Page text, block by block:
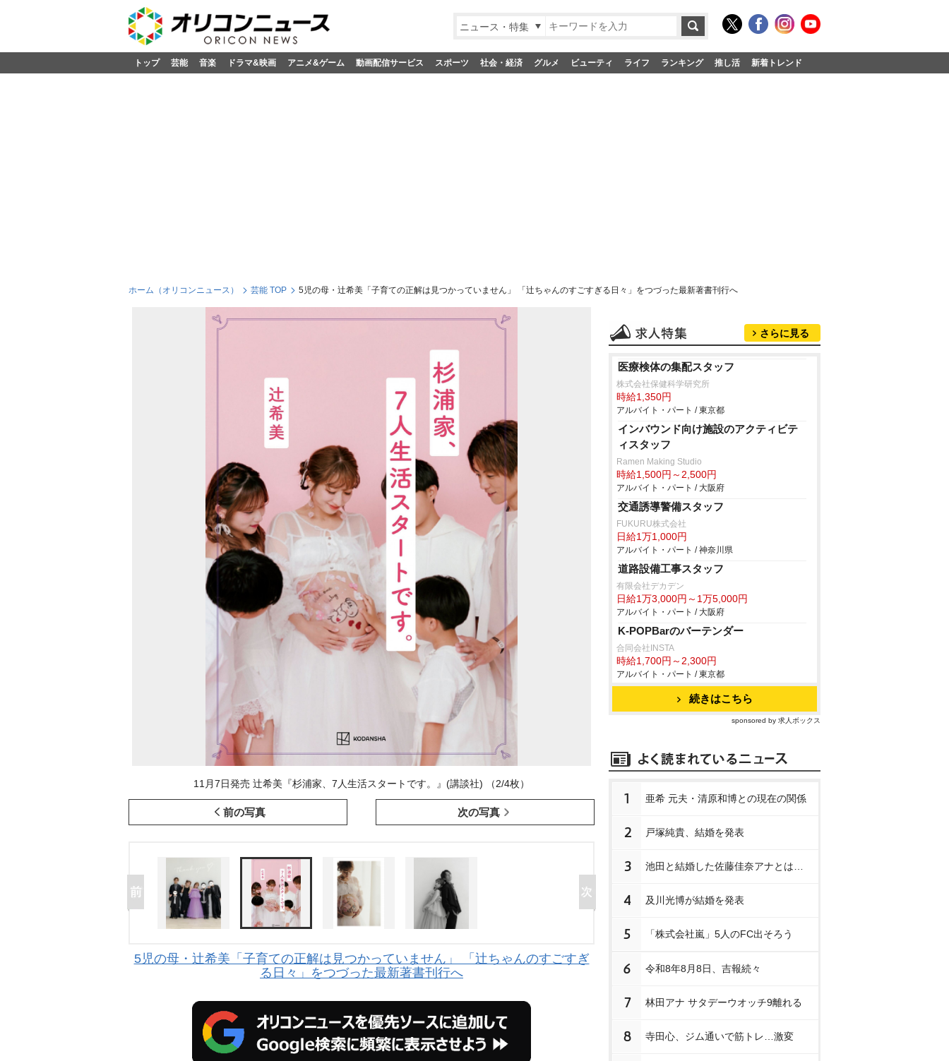
ニュース・特集
トップ 芸能 音楽 ドラマ&映画 アニメ&ゲーム 動画配信サービス スポーツ 社会・経済 グルメ ビューティ ライフ ランキング 推し活 新着トレンド
ホーム（オリコンニュース） 芸能 TOP 5児の母・辻希美「子育ての正解は見つかっていません」 「辻ちゃんのすごすぎる日々」をつづった最新著書刊行へ
11月7日発売 辻希美『杉浦家、7人生活スタートです。』(講談社) （2/4枚）
前の写真 次の写真
5児の母・辻希美「子育ての正解は見つかっていません」 「辻ちゃんのすごすぎ
る日々」をつづった最新著書刊行へ
さらに見る
医療検体の集配スタッフ
株式会社保健科学研究所
時給1,350円
アルバイト・パート / 東京都
インバウンド向け施設のアクティビテ
ィスタッフ
Ramen Making Studio
時給1,500円～2,500円
アルバイト・パート / 大阪府
交通誘導警備スタッフ
FUKURU株式会社
日給1万1,000円
アルバイト・パート / 神奈川県
道路設備工事スタッフ
有限会社デカデン
日給1万3,000円～1万5,000円
アルバイト・パート / 大阪府
K-POPBarのバーテンダー
合同会社INSTA
時給1,700円～2,300円
アルバイト・パート / 東京都
続きはこちら
sponsored by 求人ボックス
1 亜希 元夫・清原和博との現在の関係
2 戸塚純貴、結婚を発表
3 池田と結婚した佐藤佳奈アナとは…
4 及川光博が結婚を発表
5 「株式会社嵐」5人のFC出そろう
6 令和8年8月8日、吉報続々
7 林田アナ サタデーウオッチ9離れる
8 寺田心、ジム通いで筋トレ…激変